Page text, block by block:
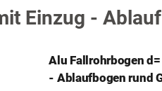
Einzug -
Alu Fallrohrbogen
- Ablaufbogen rund